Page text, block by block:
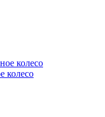
колесо